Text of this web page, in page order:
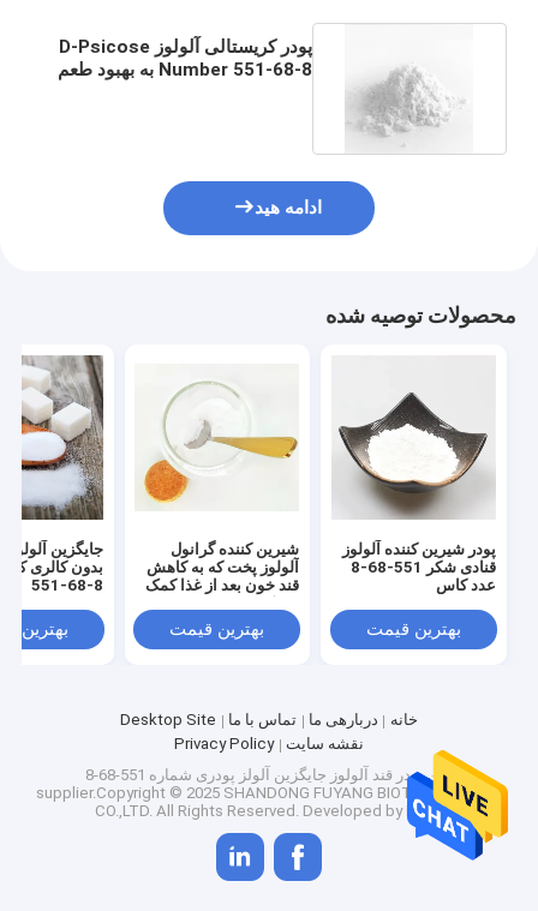
کارخانه تور
کنترل کیفیت
تماس با ما
اخبار
همه موارد
شیرین کننده طبیعی اریتریتول
شیرین کننده ارگانیک اریتریتول
شیرین کننده اریتریتول پودری
جایگزین شیرین کننده اریتریتول
پودر کریستالی آلولوز D-Psicose
Number 551-68-8 به بهبود طعم
ادامه هید
محصولات توصیه شده
پودر شیرین کننده آلولوز
قنادی شکر 551-68-8
عدد کاس
بهترین قیمت
شیرین کننده گرانول
آلولوز پخت که به کاهش
قند خون بعد از غذا کمک
بهترین قیمت
جایگزین آلولوز
بدون کالری
8-68-551
بهترین
خانه دربارهی ما تماس با ما
Desktop Site
نقشه سایت
Privacy Policy
چین پودر قند آلولوز جایگزین آلولز پودری شماره 551-68-8
supplier.Copyright © 2025 SHANDONG FUYANG BIOTECHNOLOGY
CO.,LTD. All Rights Reserved. Developed by ECER